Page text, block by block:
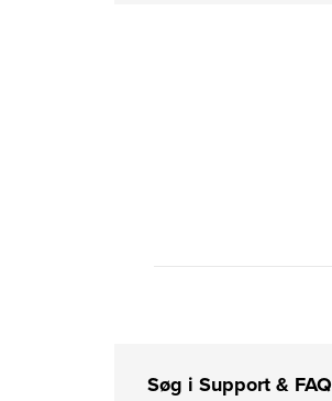
Søg i Support & FAQ